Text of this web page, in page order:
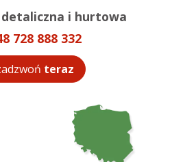
detaliczna i hurtowa
728 888 332
teraz